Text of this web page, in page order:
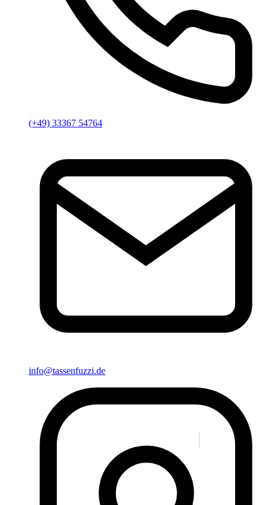
(+49) 33367 54764
info@tassenfuzzi.de